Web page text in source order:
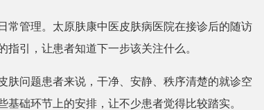
常管理。太原肤康中医皮肤病医院在接诊后的随访
引，让患者知道下一步该关注什么。
肤问题患者来说，干净、安静、秩序清楚的就诊空
础环节上的安排，让不少患者觉得比较踏实。